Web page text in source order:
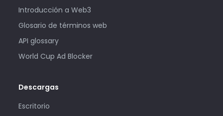
Introducción a Web3
Glosario de términos web
API glossary
World Cup Ad Blocker
Descargas
Escritorio